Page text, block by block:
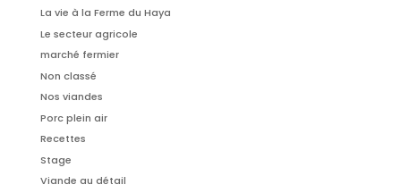
La vie à la Ferme du Haya
Le secteur agricole
marché fermier
Non classé
Nos viandes
Porc plein air
Recettes
Stage
Viande au détail